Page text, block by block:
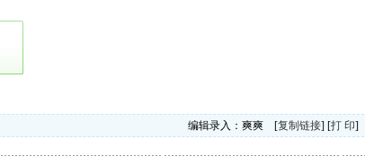
编辑录入：爽爽 [复制链接] [打 印]